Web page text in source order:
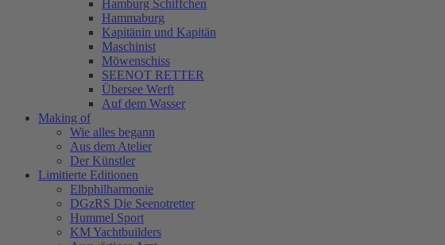
Hamburg Schiffchen
Hammaburg
Kapitänin und Kapitän
Maschinist
Möwenschiss
SEENOT RETTER
Übersee Werft
Auf dem Wasser
Making of
Wie alles begann
Aus dem Atelier
Der Künstler
Limitierte Editionen
Elbphilharmonie
DGzRS Die Seenotretter
Hummel Sport
KM Yachtbuilders